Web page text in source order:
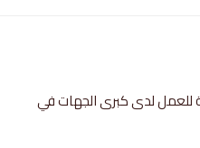
للعمل لدى كبرى الجهات في